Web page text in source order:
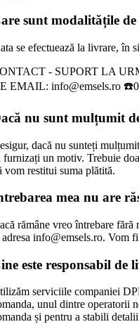
sunt modalitățile
se efectuează la livrare, în
- SUPORT LA
EMAIL: info@emsels.ro
nu sunt mulțumit
dacă nu sunteți
furnizați un motiv. Trebuie
vom restitui suma plătită.
mea nu are
rămâne vreo întrebare
adresa info@emsels.ro. Vom
este responsabil de
serviciile companiei
unul dintre operatorii
și pentru a stabili